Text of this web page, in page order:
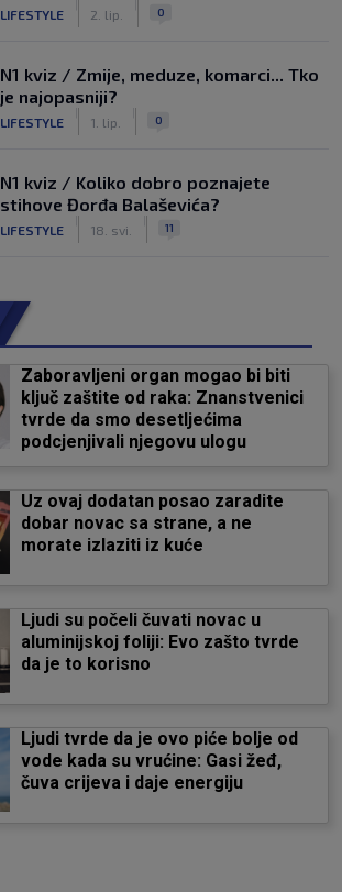
LIFESTYLE 2. lip. 0
N1 kviz / Zmije, meduze, komarci... Tko
je najopasniji?
LIFESTYLE 1. lip. 0
N1 kviz / Koliko dobro poznajete
stihove Đorđa Balaševića?
LIFESTYLE 18. svi. 11
Zaboravljeni organ mogao bi biti
ključ zaštite od raka: Znanstvenici
tvrde da smo desetljećima
podcjenjivali njegovu ulogu
Uz ovaj dodatan posao zaradite
dobar novac sa strane, a ne
morate izlaziti iz kuće
Ljudi su počeli čuvati novac u
aluminijskoj foliji: Evo zašto tvrde
da je to korisno
Ljudi tvrde da je ovo piće bolje od
vode kada su vrućine: Gasi žeđ,
čuva crijeva i daje energiju